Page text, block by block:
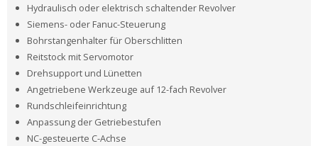
Hydraulisch oder elektrisch schaltender Revolver
Siemens- oder Fanuc-Steuerung
Bohrstangenhalter für Oberschlitten
Reitstock mit Servomotor
Drehsupport und Lünetten
Angetriebene Werkzeuge auf 12-fach Revolver
Rundschleifeinrichtung
Anpassung der Getriebestufen
NC-gesteuerte C-Achse